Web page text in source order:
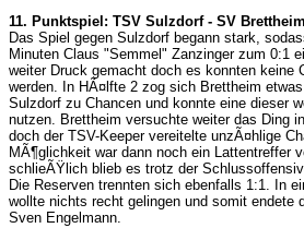
11. Punktspiel: TSV Sulzdorf - SV
Das Spiel gegen Sulzdorf begann stark,
Minuten Claus "Semmel" Zanzinger zum 0:1
weiter Druck gemacht doch es konnten keine
werden. In HÃ¤lfte 2 zog sich Brettheim
Sulzdorf zu Chancen und konnte eine dieser
nutzen. Brettheim versuchte weiter das Ding
doch der TSV-Keeper vereitelte unzÃ¤hlige
MÃ¶glichkeit war dann noch ein Lattentreffer
schlieÃŸlich blieb es trotz der
Die Reserven trennten sich ebenfalls 1:1. In
wollte nichts recht gelingen und somit endete
Sven Engelmann.